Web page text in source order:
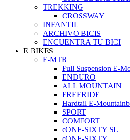
TREKKING
CROSSWAY
INFANTIL
ARCHIVO BICIS
ENCUENTRA TU BICI
E-BIKES
E-MTB
Full Suspension E-
ENDURO
ALL MOUNTAIN
FREERIDE
Hardtail E-
SPORT
COMFORT
eONE-SIXTY SL
eONE-SIXTY